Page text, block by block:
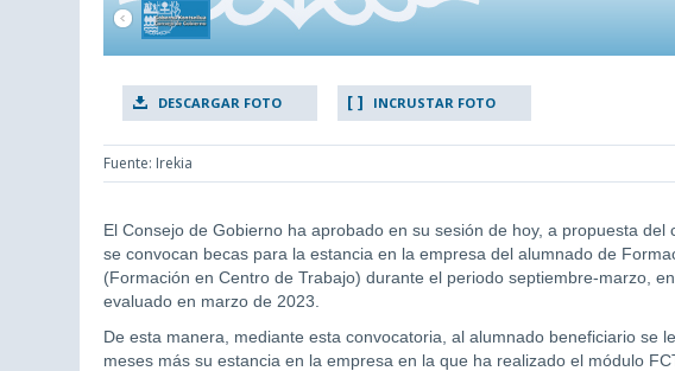
DESCARGAR FOTO INCRUSTAR FOTO
Fuente: Irekia
El Consejo de Gobierno ha aprobado en su sesión de hoy, a propuesta
se convocan becas para la estancia en la empresa del alumnado de
(Formación en Centro de Trabajo) durante el periodo septiembre-marzo,
evaluado en marzo de 2023.
De esta manera, mediante esta convocatoria, al alumnado beneficiario se
meses más su estancia en la empresa en la que ha realizado el módulo